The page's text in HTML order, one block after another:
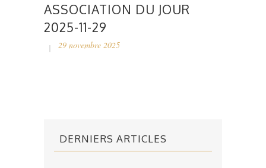
ASSOCIATION DU JOUR
2025-11-29
29 novembre 2025
DERNIERS ARTICLES